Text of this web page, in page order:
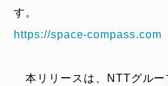
す。
https://space-compass.com
本リリースは、NTTグルー